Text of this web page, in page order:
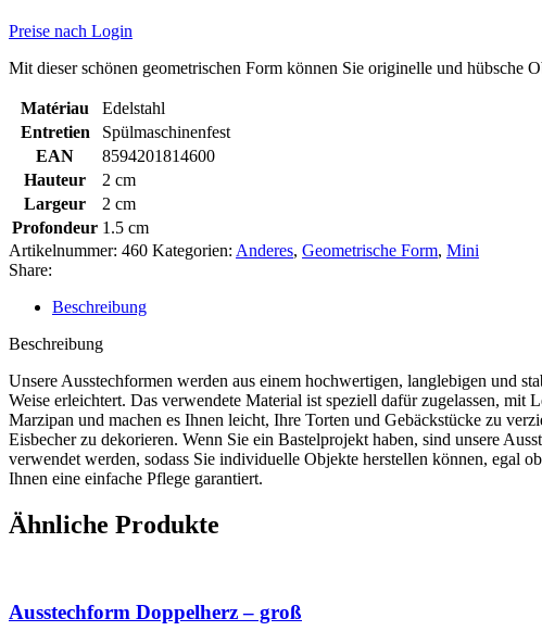
Preise nach Login
Mit dieser schönen geometrischen Form können Sie originelle und hübsche
Matériau
Edelstahl
Entretien
Spülmaschinenfest
EAN
8594201814600
Hauteur
2 cm
Largeur
2 cm
Profondeur 1.5 cm
Artikelnummer: 460 Kategorien: Anderes, Geometrische Form, Mini
Share:
Beschreibung
Beschreibung
Unsere Ausstechformen werden aus einem hochwertigen, langlebigen und
Weise erleichtert. Das verwendete Material ist speziell dafür zugelassen,
Marzipan und machen es Ihnen leicht, Ihre Torten und Gebäckstücke zu
Eisbecher zu dekorieren. Wenn Sie ein Bastelprojekt haben, sind unsere
verwendet werden, sodass Sie individuelle Objekte herstellen können, egal
Ihnen eine einfache Pflege garantiert.
Ähnliche Produkte
Ausstechform Doppelherz – groß